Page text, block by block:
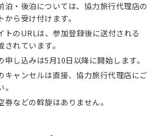
泊・後泊については、協力旅行代理店の
から受け付けます。
トのURLは、参加登録後に送付される
されています。
申し込みは5月10日以降に開始します。
キャンセルは直接、協力旅行代理店にご
券などの斡旋はありません。